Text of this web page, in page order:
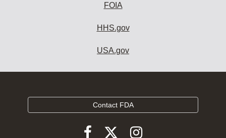
FOIA
HHS.gov
USA.gov
Contact FDA
FollowFollowFollow